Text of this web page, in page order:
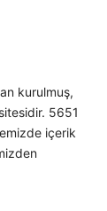
kurulmuş,
5651
içerik